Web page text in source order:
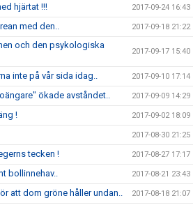
hjärtat !!! 2017-09-24 16:43
med den.. 2017-09-18 21:22
och den psykologiska
2017-09-17 15:40
inte på vår sida idag.. 2017-09-10 17:14
ökade avståndet.. 2017-09-09 14:29
! 2017-09-02 18:09
2017-08-30 21:25
tecken ! 2017-08-27 17:17
bollinnehav.. 2017-08-21 23:43
att dom gröne håller undan.. 2017-08-18 21:07